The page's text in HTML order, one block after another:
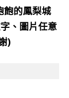
飽的鳳梨城
、圖片任意
)